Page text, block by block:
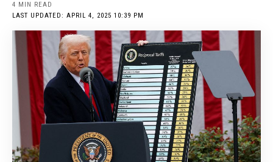
LAST UPDATED: APRIL 4, 2025 10:39 PM
4 MIN READ